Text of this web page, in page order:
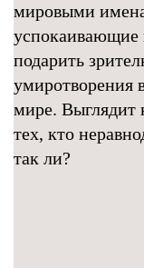
мировыми
успокаивающие
подарить
мире. Выглядит
тех, кто
так ли?